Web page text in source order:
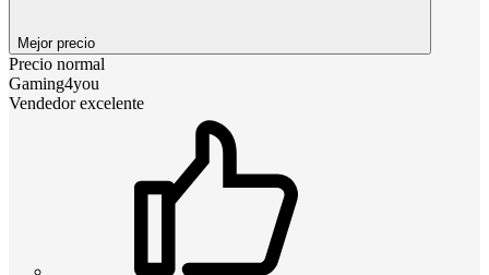
Mejor precio
Precio normal
Gaming4you
Vendedor excelente